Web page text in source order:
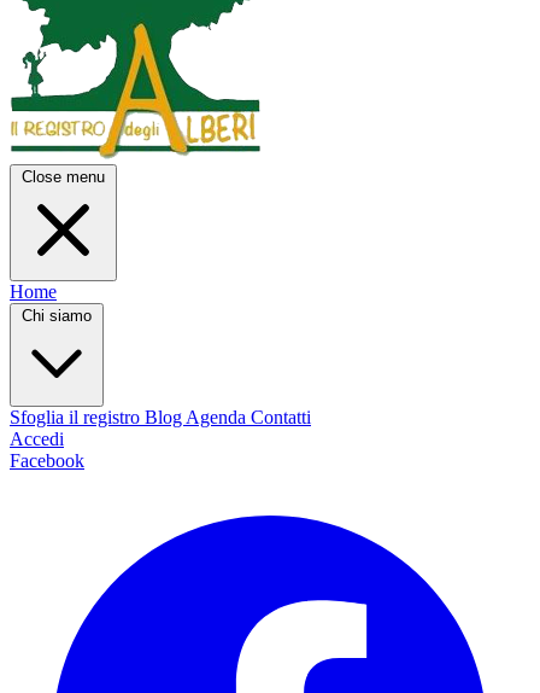
Close menu
Home
Chi siamo
Sfoglia il registro Blog Agenda Contatti
Accedi
Facebook